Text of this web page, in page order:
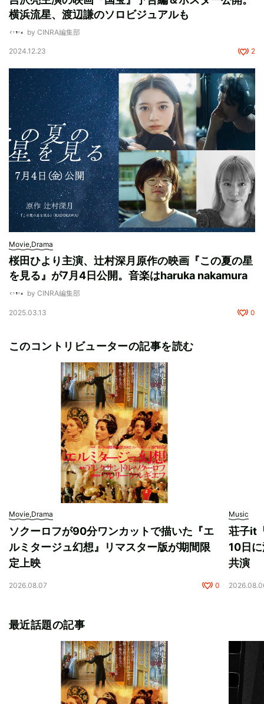
横浜流星、渡辺謙のソロビジュアルも
by CINRA編集部
2024.12.23 2
Movie,Drama
桜田ひより主演、辻村深月原作の映画『この夏の星
を見る』が7月4日公開。音楽はharuka nakamura
by CINRA編集部
2025.03.13 0
このコントリビューターの記事を読む
Movie,Drama
ソクーロフが90分ワンカットで描いた『エ
ルミタージュ幻想』リマスター版が期間限
定上映
2026.08.07 0
Music
荘子it
10日
共演
最近話題の記事